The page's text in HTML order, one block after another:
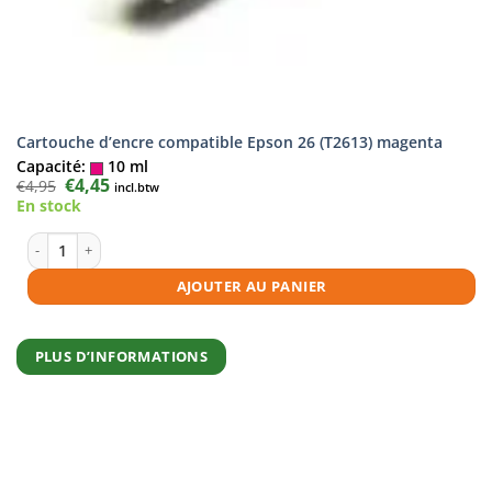
Cartouche d’encre compatible Epson 26 (T2613) magenta
Capacité:
10 ml
€4,95 Le
prix
initial
€4,95.
€4,45Le
prix
incl.btw
En stock
quantité de Cartouche d'encre compatible Epson 26 (T2613) magenta
AJOUTER AU PANIER
PLUS D’INFORMATIONS